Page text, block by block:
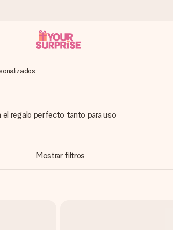
el momento perfecto, cuando más importa.
el regalo perfecto tanto para uso
Mostrar filtros